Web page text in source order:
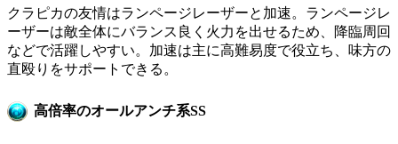
クラピカの友情はランページレーザーと加速。ランページレ
ーザーは敵全体にバランス良く火力を出せるため、降臨周回
などで活躍しやすい。加速は主に高難易度で役立ち、味方の
直殴りをサポートできる。
高倍率のオールアンチ系SS